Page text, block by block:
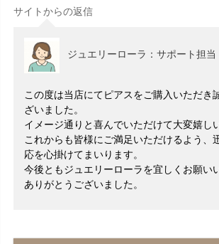
サイトからの返信
ジュエリーローラ：サポート担当
この度は当店にてピアスをご購入いただき
ざいました。
イメージ通りと喜んでいただけて大変嬉し
これからも皆様にご満足いただけるよう、
応を心掛けてまいります。
今後ともジュエリーローラを宜しくお願い
ありがとうございました。